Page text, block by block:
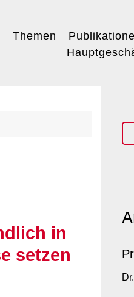
Themen
in
setzen